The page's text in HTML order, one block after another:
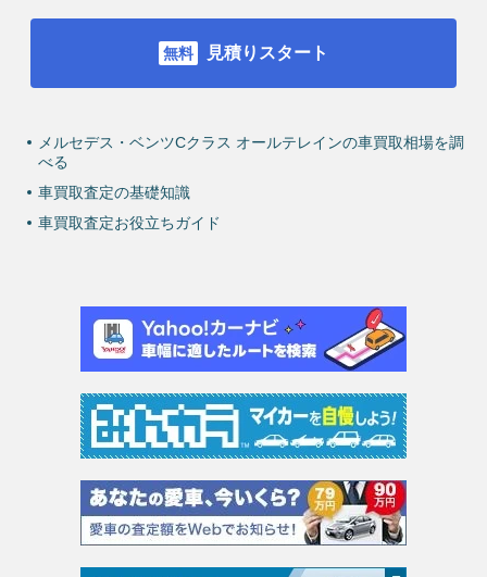
見積りスタート
メルセデス・ベンツCクラス オールテレインの車買取相場を調
べる
車買取査定の基礎知識
車買取査定お役立ちガイド